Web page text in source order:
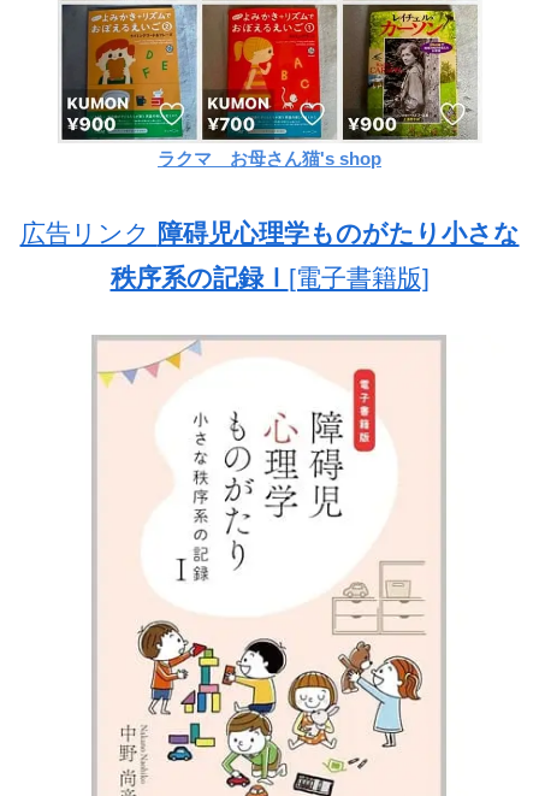
ラクマ お母さん猫's shop
広告リンク 障碍児心理学ものがたり小さな
秩序系の記録Ⅰ [電子書籍版]